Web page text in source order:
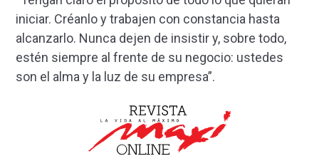
iniciar. Créanlo y trabajen con constancia hasta
alcanzarlo. Nunca dejen de insistir y, sobre todo,
estén siempre al frente de su negocio: ustedes
son el alma y la luz de su empresa”.